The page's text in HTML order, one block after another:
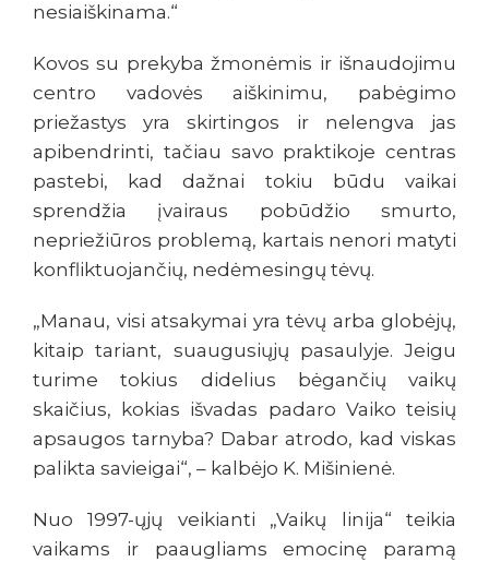
nesiaiškinama.“
Kovos su prekyba žmonėmis ir išnaudojimu
centro vadovės aiškinimu, pabėgimo
priežastys yra skirtingos ir nelengva jas
apibendrinti, tačiau savo praktikoje centras
pastebi, kad dažnai tokiu būdu vaikai
sprendžia įvairaus pobūdžio smurto,
nepriežiūros problemą, kartais nenori matyti
konfliktuojančių, nedėmesingų tėvų.
„Manau, visi atsakymai yra tėvų arba globėjų,
kitaip tariant, suaugusiųjų pasaulyje. Jeigu
turime tokius didelius bėgančių vaikų
skaičius, kokias išvadas padaro Vaiko teisių
apsaugos tarnyba? Dabar atrodo, kad viskas
palikta savieigai“, – kalbėjo K. Mišinienė.
Nuo 1997-ųjų veikianti „Vaikų linija“ teikia
vaikams ir paaugliams emocinę paramą